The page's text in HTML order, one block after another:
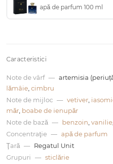
apă de parfum 100 ml
Caracteristici
Note de vârf — artemisia
lămâie, cimbru
Note de mijloc — vetiver,
măr, boabe de ienupăr
Note de bază — benzoin vanilie,
Concentraţie — apă de parfum
Ţară — Regatul Unit
Grupuri
— sticlărie